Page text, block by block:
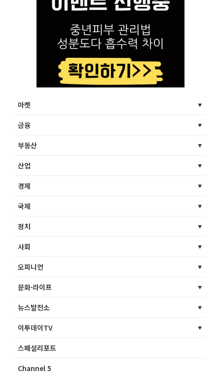
마켓
금융
부동산
산업
경제
국제
정치
사회
오피니언
문화·라이프
뉴스발전소
이투데이TV
스페셜리포트
Channel 5